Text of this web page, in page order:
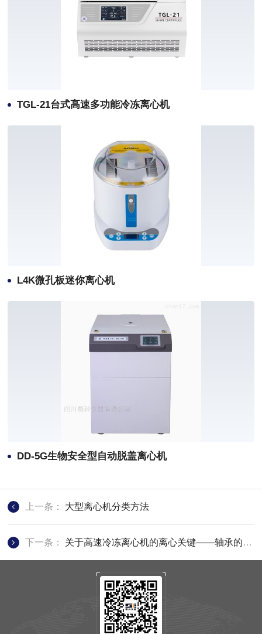
TGL-21台式高速多功能冷冻离心机
L4K微孔板迷你离心机
DD-5G生物安全型自动脱盖离心机
上一条： 大型离心机分类方法
下一条： 关于高速冷冻离心机的离心关键——轴承的研究